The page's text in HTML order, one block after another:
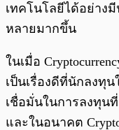
เทคโนโลยีได้อย่าง
หลายมากขึ้น
ในเมื่อ
เป็นเรื่องดีที่นักลงทุ
เชื่อมั่นในการลงทุน
และในอนาคต